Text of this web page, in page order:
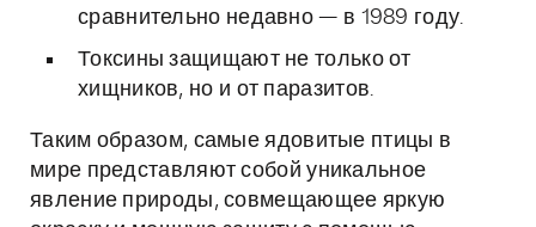
сравнительно недавно — в 1989 году.
Токсины защищают не только от
хищников, но и от паразитов.
Таким образом, самые ядовитые птицы в
мире представляют собой уникальное
явление природы, совмещающее яркую